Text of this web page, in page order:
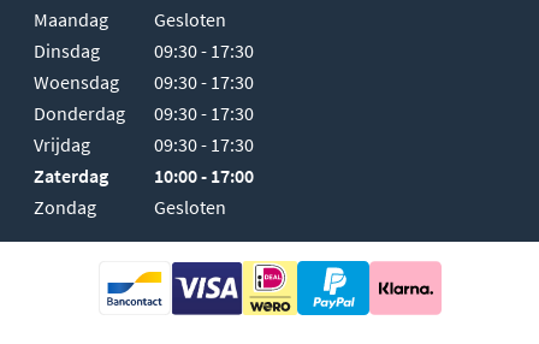
Maandag
Gesloten
Dinsdag
09:30 - 17:30
Woensdag
09:30 - 17:30
Donderdag
09:30 - 17:30
Vrijdag
09:30 - 17:30
Zaterdag
10:00 - 17:00
Zondag
Gesloten